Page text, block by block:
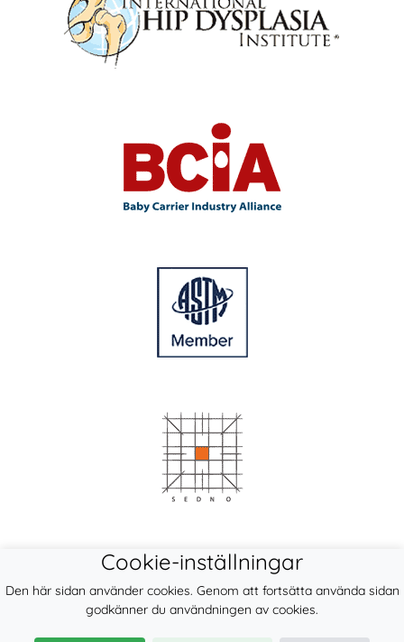
Cookie-inställningar
Den här sidan använder cookies. Genom att fortsätta använda sidan
godkänner du användningen av cookies.